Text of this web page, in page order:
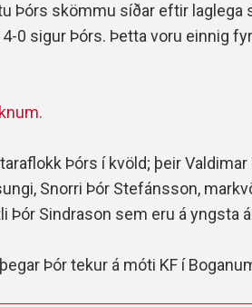
Þórs skömmu síðar eftir laglega
0 sigur Þórs. Þetta voru einnig
Þórs í kvöld; þeir
Snorri Þór Stefánsson,
Þór Sindrason sem eru á yngsta
Þór tekur á móti KF í